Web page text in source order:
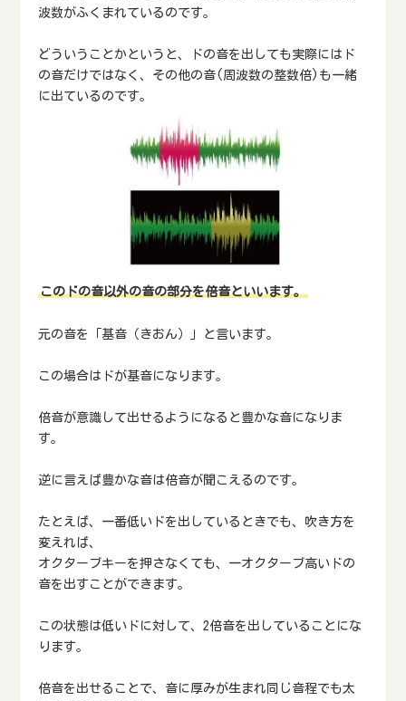
波数がふくまれているのです。
どういうことかというと、ドの音を出しても実際にはド
の音だけではなく、その他の音(周波数の整数倍)も一緒
に出ているのです。
このドの音以外の音の部分を倍音といいます。
元の音を「基音（きおん）」と言います。
この場合はドが基音になります。
倍音が意識して出せるようになると豊かな音になりま
す。
逆に言えば豊かな音は倍音が聞こえるのです。
たとえば、一番低いドを出しているときでも、吹き方を
変えれば、
オクターブキーを押さなくても、一オクターブ高いドの
音を出すことができます。
この状態は低いドに対して、2倍音を出していることにな
ります。
倍音を出せることで、音に厚みが生まれ同じ音程でも太